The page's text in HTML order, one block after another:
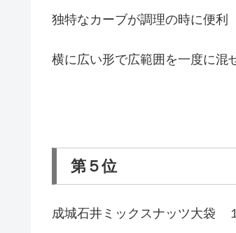
独特なカーブが調理の時に便利
横に広い形で広範囲を一度に混
第５位
成城石井ミックスナッツ大袋